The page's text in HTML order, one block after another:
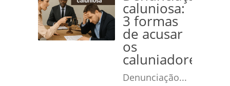
caluniosa:
3 formas
de acusar
os
caluniadores
Denunciação...